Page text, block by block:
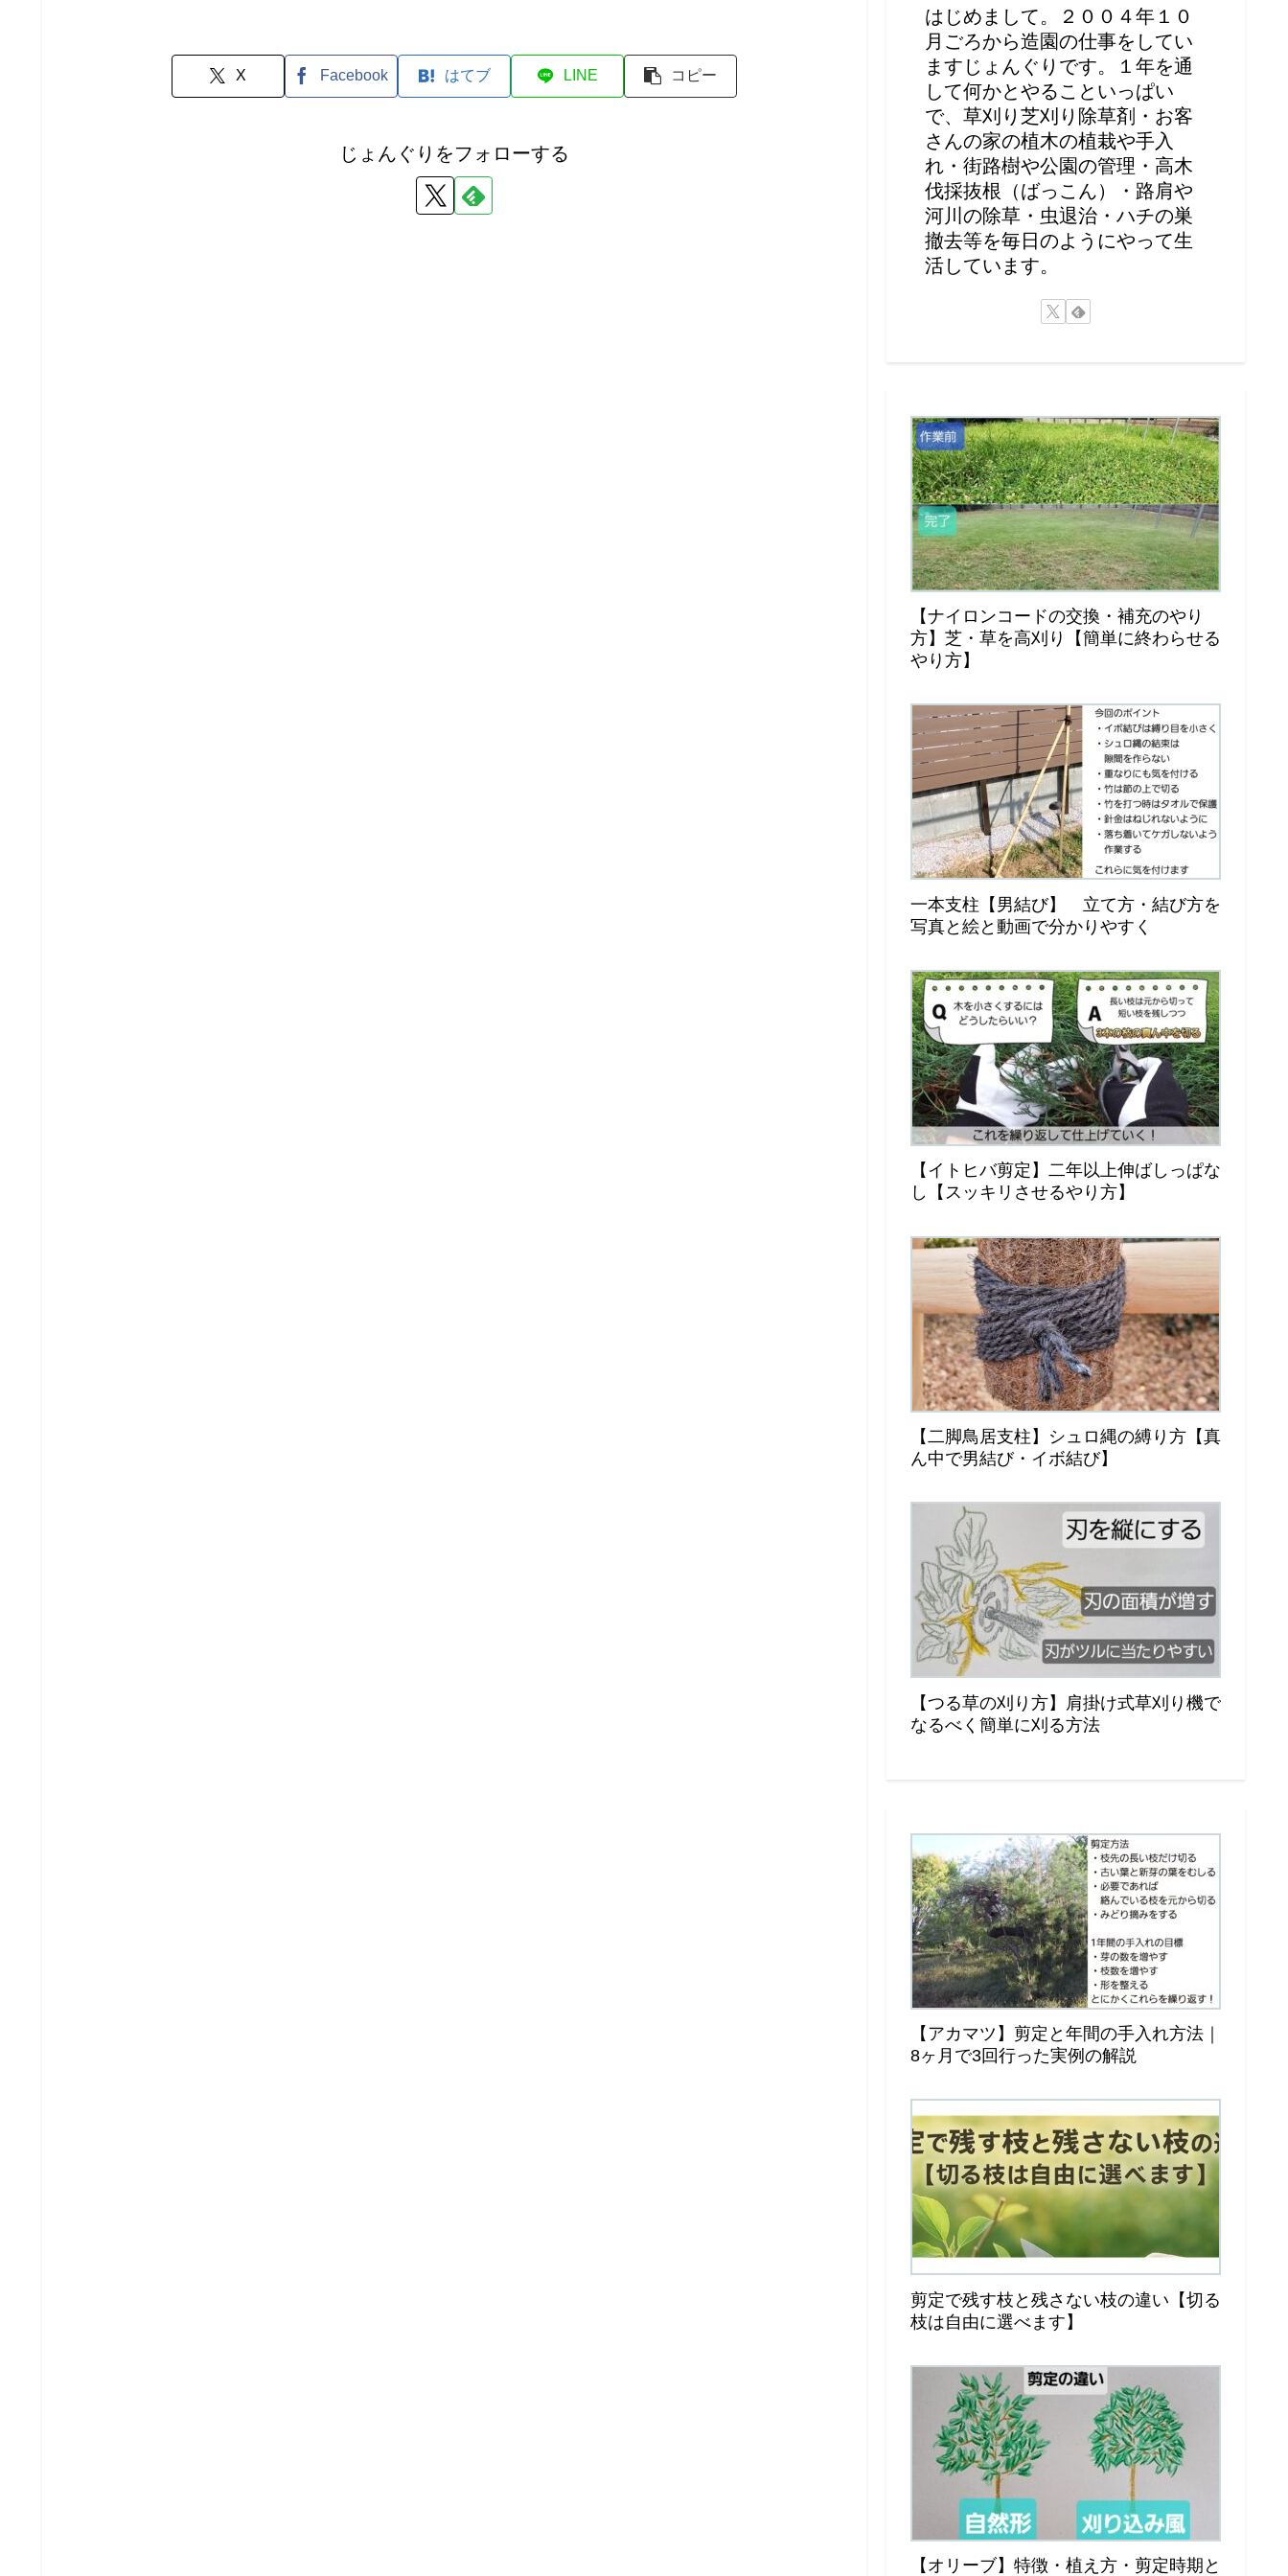
X Facebook はてブ LINE コピー
じょんぐりをフォローする
はじめまして。２００４年１０
月ごろから造園の仕事をしてい
ますじょんぐりです。１年を通
して何かとやることいっぱい
で、草刈り芝刈り除草剤・お客
さんの家の植木の植栽や手入
れ・街路樹や公園の管理・高木
伐採抜根（ばっこん）・路肩や
河川の除草・虫退治・ハチの巣
撤去等を毎日のようにやって生
活しています。
【ナイロンコードの交換・補充のやり
方】芝・草を高刈り【簡単に終わらせる
やり方】
一本支柱【男結び】 立て方・結び方を
写真と絵と動画で分かりやすく
【イトヒバ剪定】二年以上伸ばしっぱな
し【スッキリさせるやり方】
【二脚鳥居支柱】シュロ縄の縛り方【真
ん中で男結び・イボ結び】
【つる草の刈り方】肩掛け式草刈り機で
なるべく簡単に刈る方法
【アカマツ】剪定と年間の手入れ方法｜
8ヶ月で3回行った実例の解説
剪定で残す枝と残さない枝の違い【切る
枝は自由に選べます】
【オリーブ】特徴・植え方・剪定時期と